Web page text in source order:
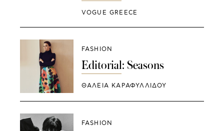
VOGUE GREECE
FASHION
Editorial: Seasons
ΘΑΛΕΙΑ ΚΑΡΑΦΥΛΛΙΔΟΥ
FASHION